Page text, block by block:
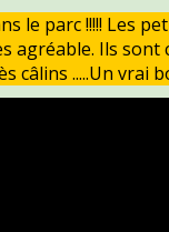
le parc !!!!! Les
agréable. Ils sont
câlins .....Un vrai